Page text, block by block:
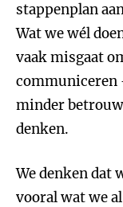
stappenplan
Wat we wél
vaak misgaat
communiceren
minder
denken.
We denken dat
vooral wat we